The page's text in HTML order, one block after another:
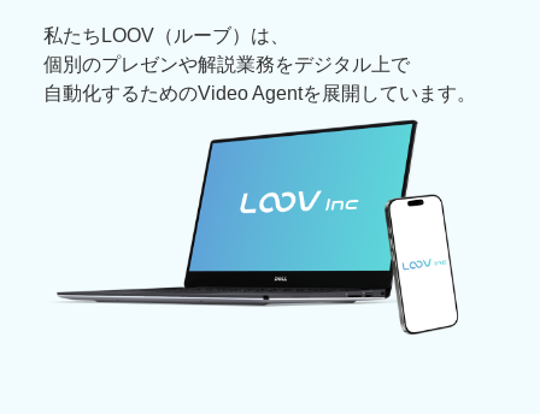
私たちLOOV（ルーブ）は、
個別のプレゼンや解説業務をデジタル上で
自動化するためのVideo Agentを展開しています。